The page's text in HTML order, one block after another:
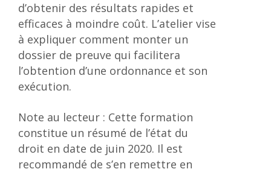
d’obtenir des résultats rapides et
efficaces à moindre coût. L’atelier vise
à expliquer comment monter un
dossier de preuve qui facilitera
l’obtention d’une ordonnance et son
exécution.
Note au lecteur : Cette formation
constitue un résumé de l’état du
droit en date de juin 2020. Il est
recommandé de s’en remettre en